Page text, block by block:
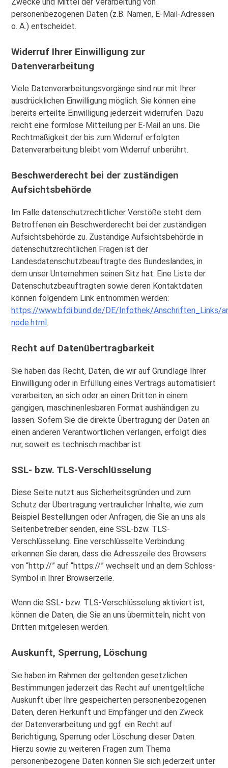
personenbezogenen Daten (z.B. Namen, E-Mail-Adressen
o. Ä.) entscheidet.
Widerruf Ihrer Einwilligung zur
Datenverarbeitung
Viele Datenverarbeitungsvorgänge sind nur mit Ihrer
ausdrücklichen Einwilligung möglich. Sie können eine
bereits erteilte Einwilligung jederzeit widerrufen. Dazu
reicht eine formlose Mitteilung per E-Mail an uns. Die
Rechtmäßigkeit der bis zum Widerruf erfolgten
Datenverarbeitung bleibt vom Widerruf unberührt.
Beschwerderecht bei der zuständigen
Aufsichtsbehörde
Im Falle datenschutzrechtlicher Verstöße steht dem
Betroffenen ein Beschwerderecht bei der zuständigen
Aufsichtsbehörde zu. Zuständige Aufsichtsbehörde in
datenschutzrechtlichen Fragen ist der
Landesdatenschutzbeauftragte des Bundeslandes, in
dem unser Unternehmen seinen Sitz hat. Eine Liste der
Datenschutzbeauftragten sowie deren Kontaktdaten
können folgendem Link entnommen werden:
https://www.bfdi.bund.de/DE/Infothek/Anschriften_Links/
node.html.
Recht auf Datenübertragbarkeit
Sie haben das Recht, Daten, die wir auf Grundlage Ihrer
Einwilligung oder in Erfüllung eines Vertrags automatisiert
verarbeiten, an sich oder an einen Dritten in einem
gängigen, maschinenlesbaren Format aushändigen zu
lassen. Sofern Sie die direkte Übertragung der Daten an
einen anderen Verantwortlichen verlangen, erfolgt dies
nur, soweit es technisch machbar ist.
SSL- bzw. TLS-Verschlüsselung
Diese Seite nutzt aus Sicherheitsgründen und zum
Schutz der Übertragung vertraulicher Inhalte, wie zum
Beispiel Bestellungen oder Anfragen, die Sie an uns als
Seitenbetreiber senden, eine SSL-bzw. TLS-
Verschlüsselung. Eine verschlüsselte Verbindung
erkennen Sie daran, dass die Adresszeile des Browsers
von “http://” auf “https://” wechselt und an dem Schloss-
Symbol in Ihrer Browserzeile.
Wenn die SSL- bzw. TLS-Verschlüsselung aktiviert ist,
können die Daten, die Sie an uns übermitteln, nicht von
Dritten mitgelesen werden.
Auskunft, Sperrung, Löschung
Sie haben im Rahmen der geltenden gesetzlichen
Bestimmungen jederzeit das Recht auf unentgeltliche
Auskunft über Ihre gespeicherten personenbezogenen
Daten, deren Herkunft und Empfänger und den Zweck
der Datenverarbeitung und ggf. ein Recht auf
Berichtigung, Sperrung oder Löschung dieser Daten.
Hierzu sowie zu weiteren Fragen zum Thema
personenbezogene Daten können Sie sich jederzeit unter